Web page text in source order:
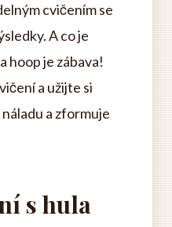
cvičením se
A co je
hoop je zábava!
a užijte si
a zformuje
s hula